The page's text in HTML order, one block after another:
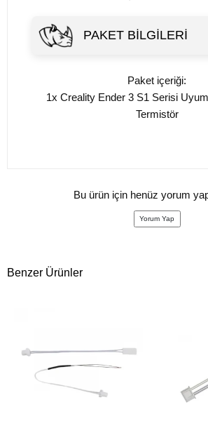
PAKET BILGILERI
Paket içeriği:
1x Creality Ender 3 S1 Serisi
Termistör
Bu ürün için henüz yorum
Yorum Yap
Benzer Ürünler